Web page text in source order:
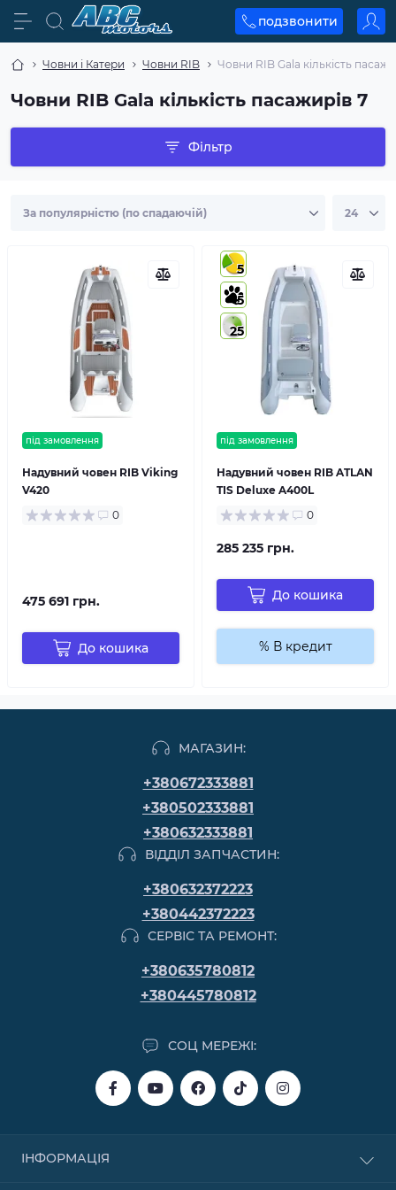
подзвонити
Човни і Катери Човни RIB Човни RIB Gala кількість
Човни RIB Gala кількість пасажирів 7
Фільтр
під замовлення
Надувний човен RIB Viking
V420
0
475 691 грн.
До кошика
під замовлення
Надувний човен RIB ATLAN
TIS Deluxe A400L
5
5
25
0
285 235 грн.
До кошика
% В кредит
МАГАЗИН:
+380672333881
+380502333881
+380632333881
ВІДДІЛ ЗАПЧАСТИН:
+380632372223
+380442372223
СЕРВІС ТА РЕМОНТ:
+380635780812
+380445780812
СОЦ МЕРЕЖІ:
ІНФОРМАЦІЯ